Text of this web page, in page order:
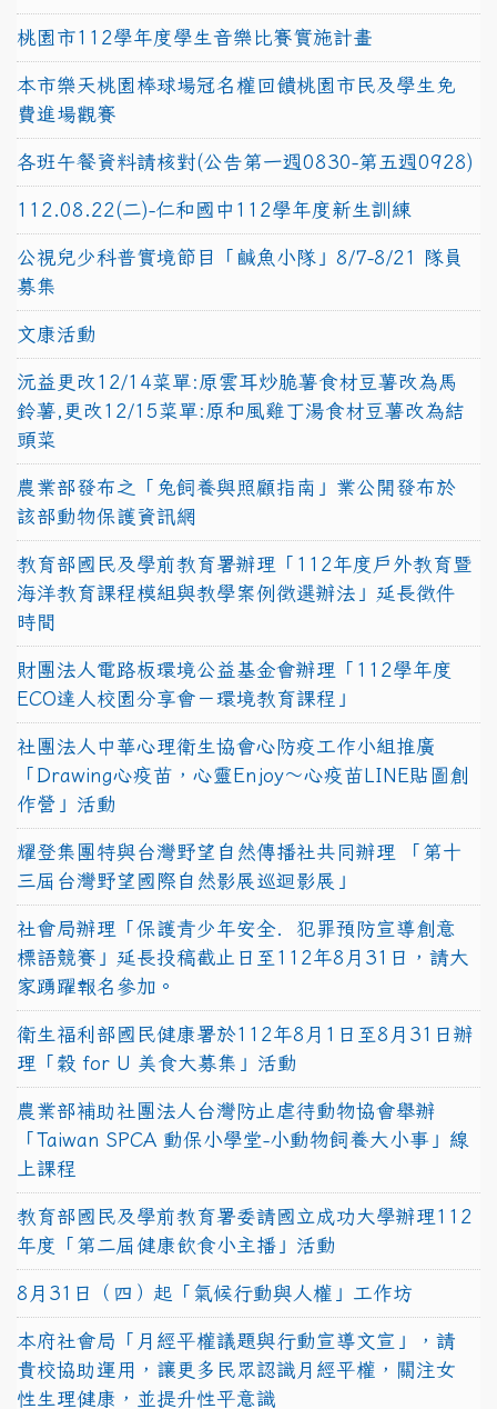
桃園市112學年度學生音樂比賽實施計畫
本市樂天桃園棒球場冠名權回饋桃園市民及學生免
費進場觀賽
各班午餐資料請核對(公告第一週0830-第五週0928)
112.08.22(二)-仁和國中112學年度新生訓練
公視兒少科普實境節目「鹹魚小隊」8/7-8/21 隊員
募集
文康活動
沅益更改12/14菜單:原雲耳炒脆薯食材豆薯改為馬
鈴薯,更改12/15菜單:原和風雞丁湯食材豆薯改為結
頭菜
農業部發布之「兔飼養與照顧指南」業公開發布於
該部動物保護資訊網
教育部國民及學前教育署辦理「112年度戶外教育暨
海洋教育課程模組與教學案例徵選辦法」延長徵件
時間
財團法人電路板環境公益基金會辦理「112學年度
ECO達人校園分享會－環境教育課程」
社團法人中華心理衛生協會心防疫工作小組推廣
「Drawing心疫苗，心靈Enjoy〜心疫苗LINE貼圖創
作營」活動
耀登集團特與台灣野望自然傳播社共同辦理 「第十
三屆台灣野望國際自然影展巡迴影展」
社會局辦理「保護青少年安全．犯罪預防宣導創意
標語競賽」延長投稿截止日至112年8月31日，請大
家踴躍報名參加。
衛生福利部國民健康署於112年8月1日至8月31日辦
理「穀 for U 美食大募集」活動
農業部補助社團法人台灣防止虐待動物協會舉辦
「Taiwan SPCA 動保小學堂-小動物飼養大小事」線
上課程
教育部國民及學前教育署委請國立成功大學辦理112
年度「第二屆健康飲食小主播」活動
8月31日（四）起「氣候行動與人權」工作坊
本府社會局「月經平權議題與行動宣導文宣」，請
貴校協助運用，讓更多民眾認識月經平權，關注女
性生理健康，並提升性平意識